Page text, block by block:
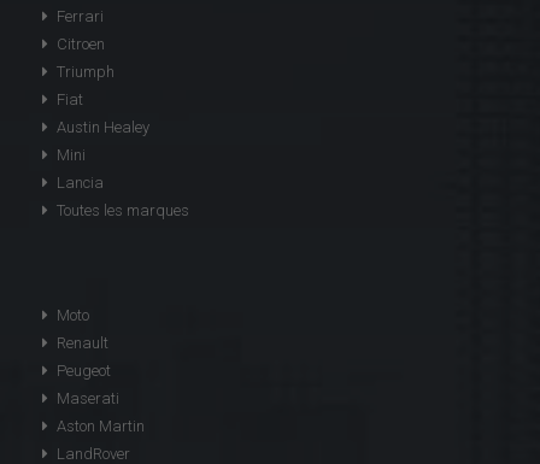
Ferrari
Citroen
Triumph
Fiat
Austin Healey
Mini
Lancia
Toutes les marques
Moto
Renault
Peugeot
Maserati
Aston Martin
LandRover